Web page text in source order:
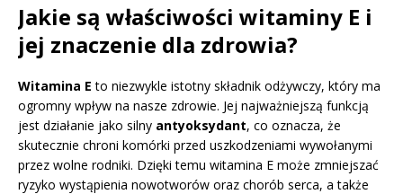
Jakie są właściwości witaminy E i
jej znaczenie dla zdrowia?
Witamina E to niezwykle istotny składnik odżywczy, który ma
ogromny wpływ na nasze zdrowie. Jej najważniejszą funkcją
jest działanie jako silny antyoksydant, co oznacza, że
skutecznie chroni komórki przed uszkodzeniami wywołanymi
przez wolne rodniki. Dzięki temu witamina E może zmniejszać
ryzyko wystąpienia nowotworów oraz chorób serca, a także